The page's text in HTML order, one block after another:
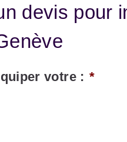
devis pour
votre : *